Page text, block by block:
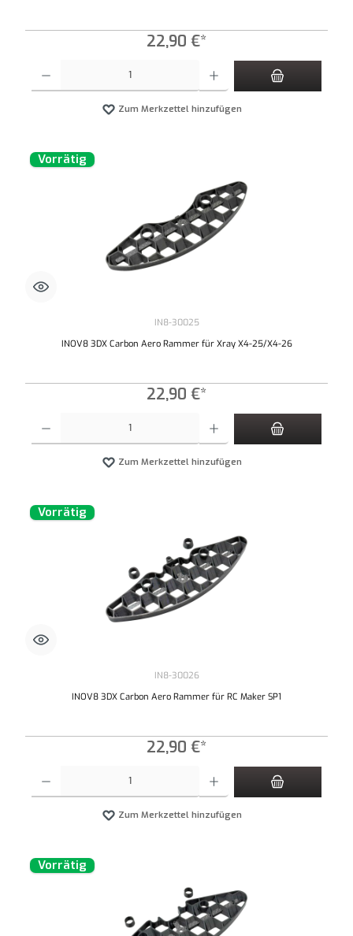
22,90 €*
Zum Merkzettel hinzufügen
Vorrätig
IN8-30025
INOV8 3DX Carbon Aero Rammer für Xray X4-25/X4-26
22,90 €*
Zum Merkzettel hinzufügen
Vorrätig
IN8-30026
INOV8 3DX Carbon Aero Rammer für RC Maker SP1
22,90 €*
Zum Merkzettel hinzufügen
Vorrätig